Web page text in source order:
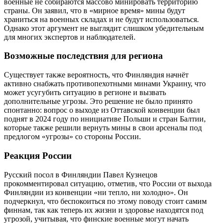
страны. Он заявил, что в «мирное время» мины будут
храниться на военных складах и не будут использоваться.
Однако этот аргумент не выглядит слишком убедительным
для многих экспертов и наблюдателей.
Возможные последствия для региона
Существует также вероятность, что Финляндия начнёт
активно снабжать противопехотными минами Украину, что
может усугубить ситуацию в регионе и вызвать
дополнительные угрозы. Это решение не было принято
спонтанно: вопрос о выходе из Оттавской конвенции был
поднят в 2024 году по инициативе Польши и стран Балтии,
которые также решили вернуть мины в свои арсеналы под
предлогом «угрозы» со стороны России.
Реакция России
Русский посол в Финляндии Павел Кузнецов
прокомментировал ситуацию, отметив, что России от выхода
Финляндии из конвенции «ни тепло, ни холодно». Он
подчеркнул, что беспокоиться по этому поводу стоит самим
финнам, так как теперь их жизни и здоровье находятся под
угрозой, учитывая, что финские военные могут начать